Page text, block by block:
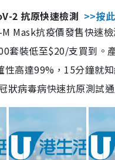
2 抗原快速檢測 >>按
Mask抗疫價發售快速
套裝低至$20/支買到。
性高達99%，15分鐘就
狀病毒病快速抗原測試